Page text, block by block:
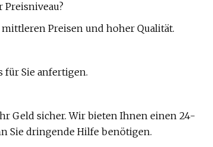
Preisen und hoher Qualität.
Sie anfertigen.
Geld sicher. Wir bieten Ihnen einen 24-
Sie dringende Hilfe benötigen.